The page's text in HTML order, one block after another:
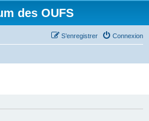
des OUFS
Connexion
S’enregistrer